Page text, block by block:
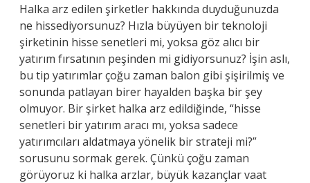
Halka arz edilen şirketler hakkında duyduğunuzda
ne hissediyorsunuz? Hızla büyüyen bir teknoloji
şirketinin hisse senetleri mi, yoksa göz alıcı bir
yatırım fırsatının peşinden mi gidiyorsunuz? İşin aslı,
bu tip yatırımlar çoğu zaman balon gibi şişirilmiş ve
sonunda patlayan birer hayalden başka bir şey
olmuyor. Bir şirket halka arz edildiğinde, “hisse
senetleri bir yatırım aracı mı, yoksa sadece
yatırımcıları aldatmaya yönelik bir strateji mi?”
sorusunu sormak gerek. Çünkü çoğu zaman
görüyoruz ki halka arzlar, büyük kazançlar vaat